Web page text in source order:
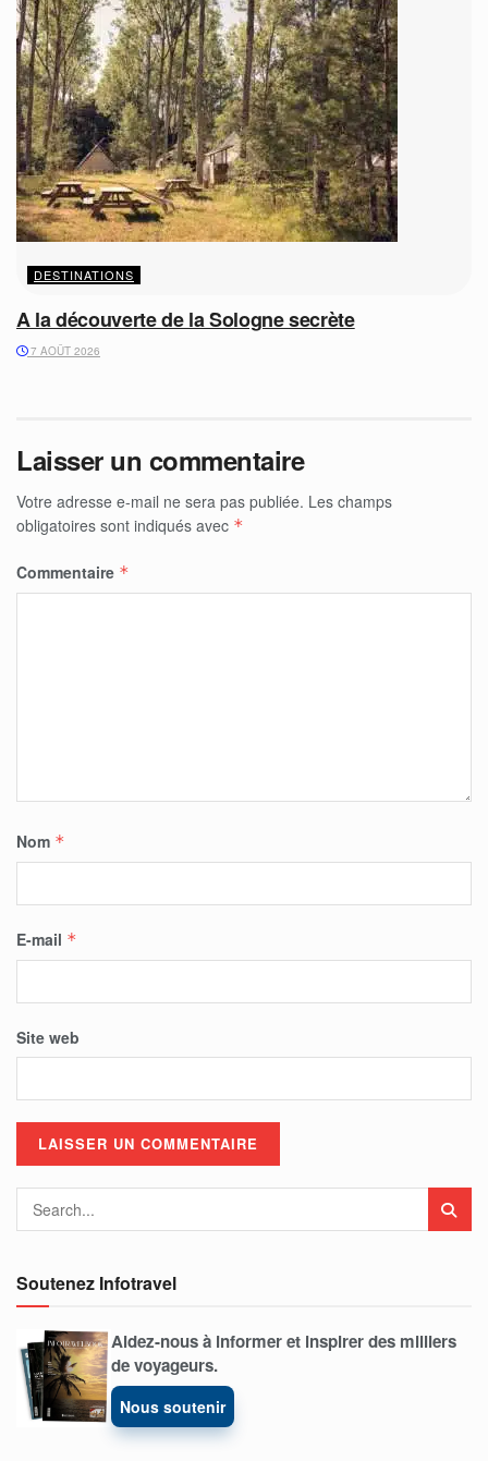
DESTINATIONS
A la découverte de la Sologne secrète
7 AOÛT 2026
Laisser un commentaire
Votre adresse e-mail ne sera pas publiée. Les champs
obligatoires sont indiqués avec *
Commentaire *
Nom *
E-mail *
Site web
Soutenez Infotravel
Aidez-nous à informer et inspirer des milliers
de voyageurs.
Nous soutenir